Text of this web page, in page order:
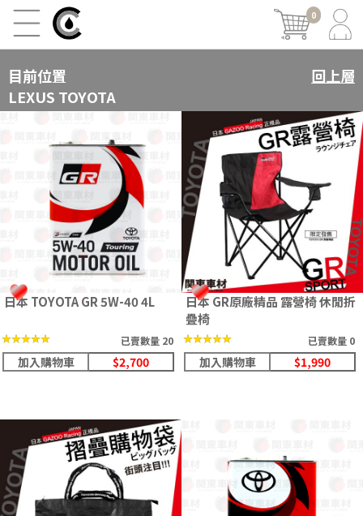
0
目前位置
LEXUS TOYOTA
回上層
日本 TOYOTA GR 5W-40 4L
★★★★★
★★★★★ 已賣數量 20
加入購物車 $2,700
日本 GR原廠精品 露營椅 休閒折
疊椅
★★★★★
★★★★★ 已賣數量 0
加入購物車 $1,990